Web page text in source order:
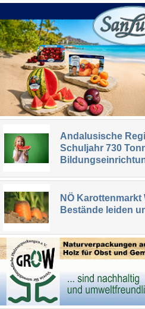
Andalusische
Schuljahr 730
NÖ Karottenmarkt
Bestände leiden